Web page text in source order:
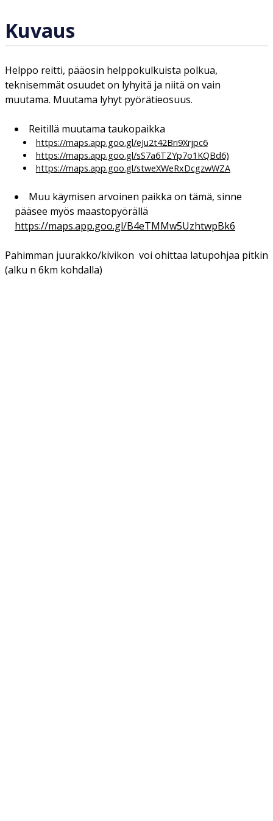
Kuvaus
Helppo reitti, pääosin helppokulkuista polkua,
teknisemmät osuudet on lyhyitä ja niitä on vain
muutama. Muutama lyhyt pyörätieosuus.
Reitillä muutama taukopaikka
https://maps.app.goo.gl/eJu2t42Bri9Xrjpc6
https://maps.app.goo.gl/sS7a6TZYp7o1KQBd6)
https://maps.app.goo.gl/stweXWeRxDcgzwWZA
Muu käymisen arvoinen paikka on tämä, sinne
pääsee myös maastopyörällä
https://maps.app.goo.gl/B4eTMMw5UzhtwpBk6
Pahimman juurakko/kivikon voi ohittaa latupohjaa pitkin
(alku n 6km kohdalla)